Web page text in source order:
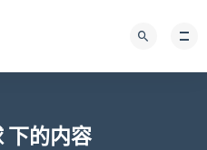
下的内容